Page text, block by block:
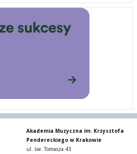
Akademia Muzyczna im. Krzysztofa
Pendereckiego w Krakowie
ul. św. Tomasza 43